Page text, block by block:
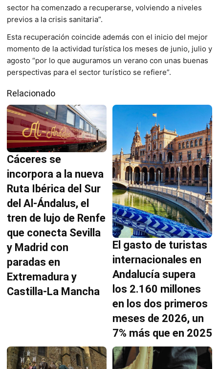
sector ha comenzado a recuperarse, volviendo a niveles
previos a la crisis sanitaria”.
Esta recuperación coincide además con el inicio del mejor
momento de la actividad turística los meses de junio, julio y
agosto “por lo que auguramos un verano con unas buenas
perspectivas para el sector turístico se refiere”.
Relacionado
Cáceres se
incorpora a la nueva
Ruta Ibérica del Sur
del Al-Ándalus, el
tren de lujo de Renfe
que conecta Sevilla
y Madrid con
paradas en
Extremadura y
Castilla-La Mancha
El gasto de turistas
internacionales en
Andalucía supera
los 2.160 millones
en los dos primeros
meses de 2026, un
7% más que en 2025